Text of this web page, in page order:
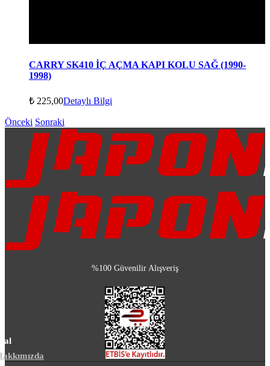
CARRY SK410 İÇ AÇMA KAPI KOLU SAĞ (1990-
1998)
₺ 225,00Detaylı Bilgi
Önceki Sonraki
%100 Güvenilir Alışveriş